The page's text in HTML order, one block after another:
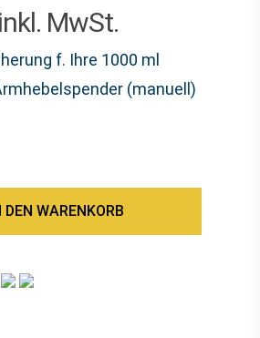
inkl. MwSt.
f. Ihre 1000 ml
(manuell)
DEN WARENKORB